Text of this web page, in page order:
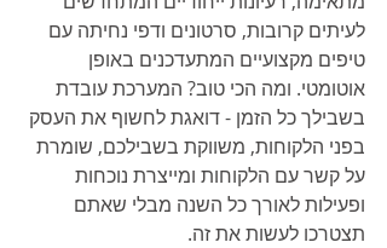
לעיתים קרובות, סרטונים ודפי נחיתה עם
טיפים מקצועיים המתעדכנים באופן
אוטומטי. ומה הכי טוב? המערכת עובדת
בשבילך כל הזמן - דואגת לחשוף את העסק
בפני הלקוחות, משווקת בשבילכם, שומרת
על קשר עם הלקוחות ומייצרת נוכחות
ופעילות לאורך כל השנה מבלי שאתם
תצטרכו לעשות את זה.